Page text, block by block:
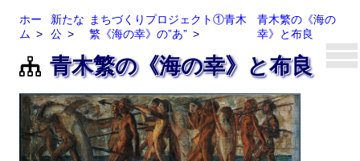
ホー
ム
新たな
公
まちづくりプロジェクト①青木
繁《海の幸》の”あ”
青木繁の《海の
幸》と布良
青木繁の《海の幸》と布良